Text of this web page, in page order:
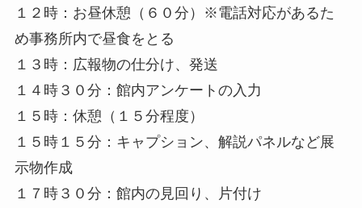
１２時：お昼休憩（６０分）※電話対応があるた
め事務所内で昼食をとる
１３時：広報物の仕分け、発送
１４時３０分：館内アンケートの入力
１５時：休憩（１５分程度）
１５時１５分：キャプション、解説パネルなど展
示物作成
１７時３０分：館内の見回り、片付け